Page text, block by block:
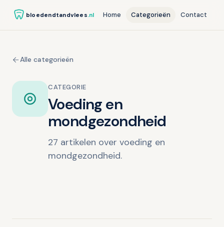
bloedendtandvlees.nl Home Categorieën Contact
Alle categorieën
CATEGORIE
Voeding en
mondgezondheid
27 artikelen over voeding en
mondgezondheid.